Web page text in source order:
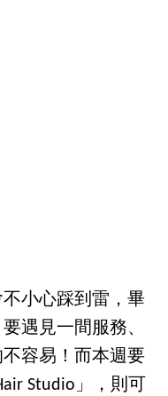
小心踩到雷，畢
遇見一間服務、
容易！而本週要
Studio」，則可